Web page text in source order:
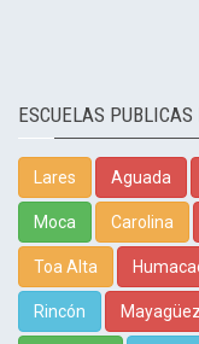
ESCUELAS PUBLICAS
Lares Aguada
Moca Carolina
Toa Alta
Rincón Mayagüez